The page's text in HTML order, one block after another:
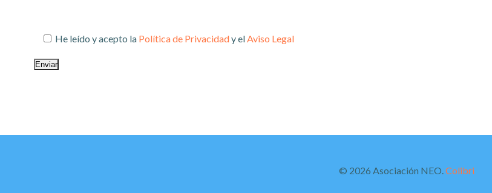
He leído y acepto la Política de Privacidady elAviso Legal
© 2026 Asociación NEO.Colibri